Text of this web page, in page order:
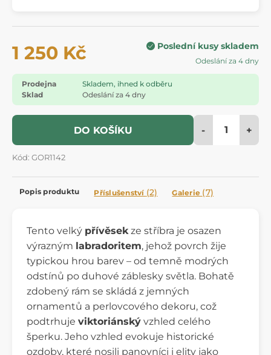
1 250 Kč Poslední kusy skladem
Odeslání za 4 dny
Prodejna
Skladem, ihned k odběru
Sklad
Odeslání za 4 dny
DO KOŠÍKU - +
Kód: GOR1142
Popis produktu Příslušenství (2) Galerie (7)
Tento velký přívěsek ze stříbra je osazen
výrazným labradoritem, jehož povrch žije
typickou hrou barev – od temně modrých
odstínů po duhové záblesky světla. Bohatě
zdobený rám se skládá z jemných
ornamentů a perlovcového dekoru, což
podtrhuje viktoriánský vzhled celého
šperku. Jeho vzhled evokuje historické
ozdoby, které nosili panovníci i elity jako